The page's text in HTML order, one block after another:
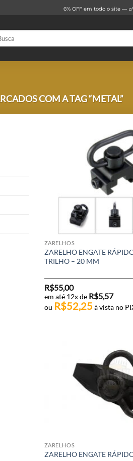
6% OFF em todo o site —
COM A TAG “METAL”
ZARELHOS
ZARELHO ENGATE
TRILHO – 20 MM
R$55,00
em até 12x de R$5,57
ou R$52,25 à vista no
ZARELHOS
ZARELHO ENGATE